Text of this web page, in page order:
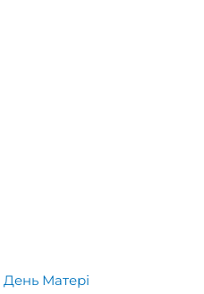
День Матері